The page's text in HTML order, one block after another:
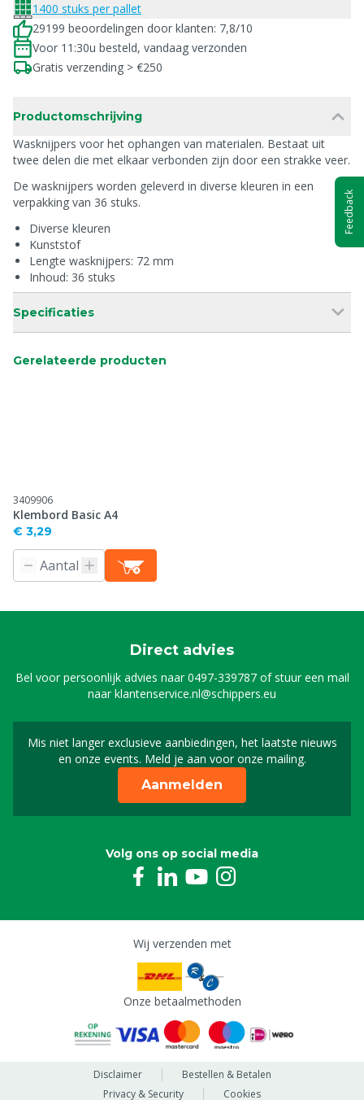
1400 stuks per pallet
29199 beoordelingen door klanten: 7,8/10
Voor 11:30u besteld, vandaag verzonden
Gratis verzending > €250
Productomschrijving
Wasknijpers voor het ophangen van materialen. Bestaat uit
twee delen die met elkaar verbonden zijn door een strakke veer.
De wasknijpers worden geleverd in diverse kleuren in een
verpakking van 36 stuks.
Diverse kleuren
Kunststof
Lengte wasknijpers: 72 mm
Inhoud: 36 stuks
Specificaties
Gerelateerde producten
3409906
Klembord Basic A4
€ 3,29
Direct advies
Bel voor persoonlijk advies naar0497-339787of stuur een mail
naarklantenservice.nl@schippers.eu
Mis niet langer exclusieve aanbiedingen, het laatste nieuws
en onze events. Meld je aan voor onze mailing.
Schrijf je in voor onze
Aanmelden
Volg ons op social media
Wij verzenden met
Onze betaalmethoden
Disclaimer
Bestellen & Betalen
Privacy & Security
Cookies
Feedback